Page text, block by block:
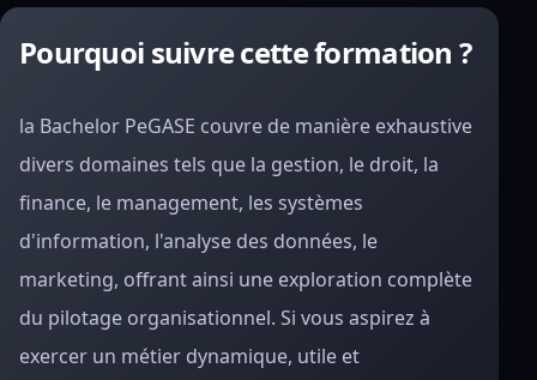
Pourquoi suivre cette formation ?
la Bachelor PeGASE couvre de manière exhaustive
divers domaines tels que la gestion, le droit, la
finance, le management, les systèmes
d'information, l'analyse des données, le
marketing, offrant ainsi une exploration complète
du pilotage organisationnel. Si vous aspirez à
exercer un métier dynamique, utile et